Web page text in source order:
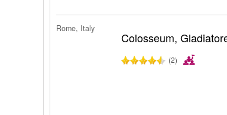
Rome, Italy
Colosseum,
(2)